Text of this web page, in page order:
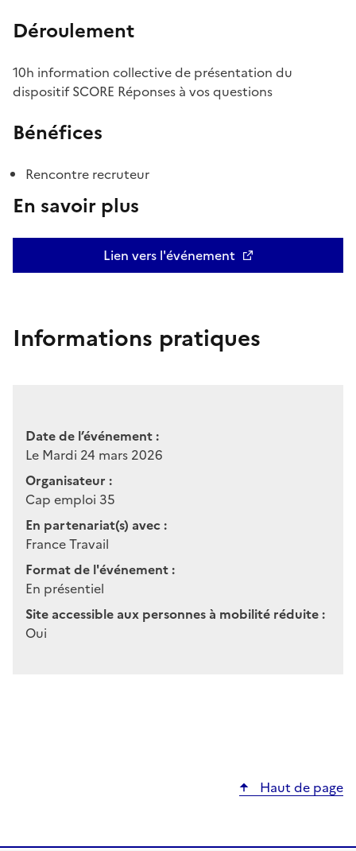
Déroulement
10h information collective de présentation du
dispositif SCORE Réponses à vos questions
Bénéfices
Rencontre recruteur
En savoir plus
Lien vers l'événement
Informations pratiques
Date de l’événement :
Le Mardi 24 mars 2026
Organisateur :
Cap emploi 35
En partenariat(s) avec :
France Travail
Format de l'événement :
En présentiel
Site accessible aux personnes à mobilité réduite :
Oui
Haut de page